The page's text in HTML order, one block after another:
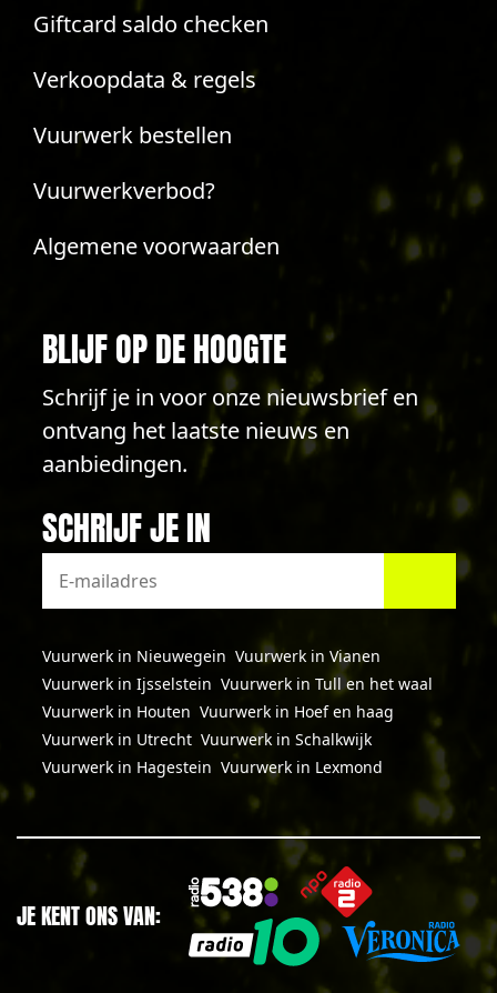
Giftcard saldo checken
Verkoopdata & regels
Vuurwerk bestellen
Vuurwerkverbod?
Algemene voorwaarden
BLIJF OP DE HOOGTE
Schrijf je in voor onze nieuwsbrief en
ontvang het laatste nieuws en
aanbiedingen.
SCHRIJF JE IN
Vuurwerk in Nieuwegein Vuurwerk in Vianen
Vuurwerk in Ijsselstein Vuurwerk in Tull en het waal
Vuurwerk in Houten Vuurwerk in Hoef en haag
Vuurwerk in Utrecht Vuurwerk in Schalkwijk
Vuurwerk in Hagestein Vuurwerk in Lexmond
JE KENT ONS VAN: